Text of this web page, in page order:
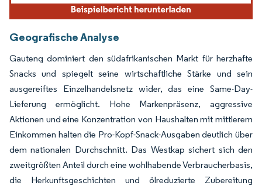
Geografische Analyse
Gauteng dominiert den südafrikanischen Markt für herzhafte
Snacks und spiegelt seine wirtschaftliche Stärke und sein
ausgereiftes Einzelhandelsnetz wider, das eine Same-Day-
Lieferung ermöglicht. Hohe Markenpräsenz, aggressive
Aktionen und eine Konzentration von Haushalten mit mittlerem
Einkommen halten die Pro-Kopf-Snack-Ausgaben deutlich über
dem nationalen Durchschnitt. Das Westkap sichert sich den
zweitgrößten Anteil durch eine wohlhabende Verbraucherbasis,
die Herkunftsgeschichten und ölreduzierte Zubereitung